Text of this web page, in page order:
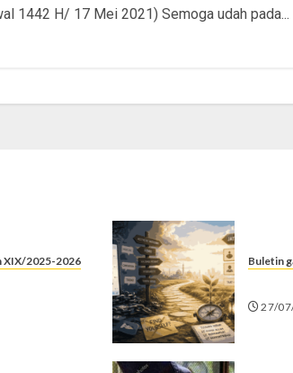
1442 H/ 17 Mei 2021) Semoga udah pada...
XIX/2025-2026 Buletin
27/